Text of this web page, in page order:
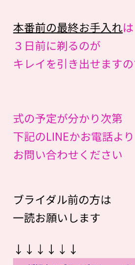
本番前の最終お手入れは
３日前に剃るのが
キレイを引き出せます
式の予定が分かり次第
下記のLINEかお電話より
お問い合わせください
ブライダル前の方は
一読お願いします
↓↓↓↓↓↓